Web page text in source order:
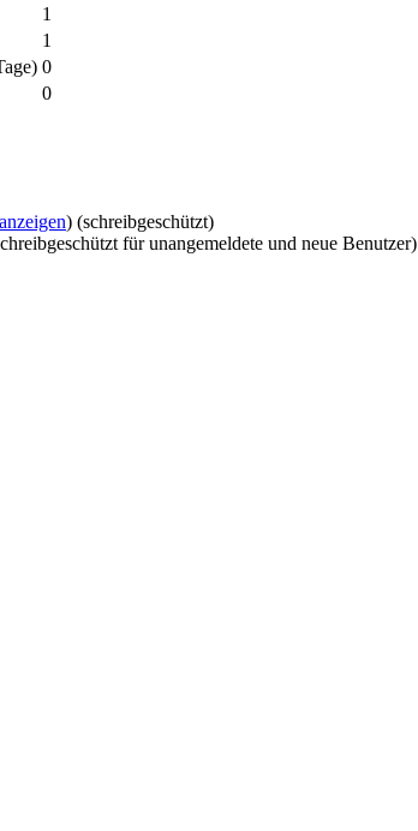
1
1
0
0
) (schreibgeschützt)
für unangemeldete und neue Benutzer)